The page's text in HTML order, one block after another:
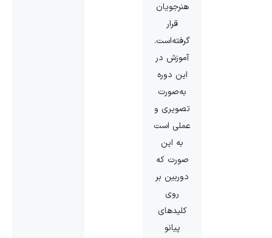
هنرجویان
قرار
گرفته‌است.
آموزش در
این دوره
به‌صورت
تصویری و
عملی است
به این
صورت که
دوربین بر
روی
کلیدهای
پیانو